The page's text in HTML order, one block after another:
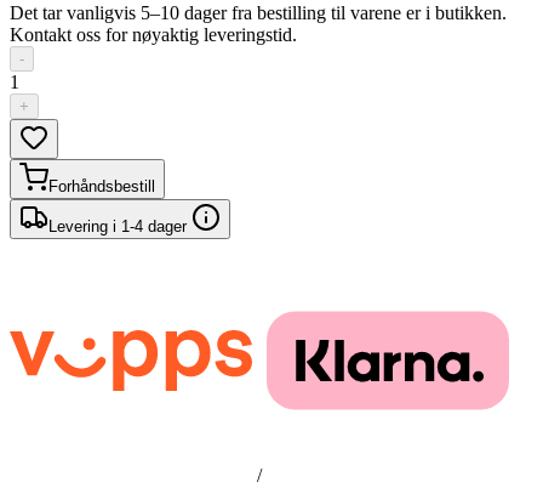
Det tar vanligvis 5–10 dager fra bestilling til varene er i butikken.
Kontakt oss for nøyaktig leveringstid.
-
1
+
Forhåndsbestill
Levering i 1-4 dager
/